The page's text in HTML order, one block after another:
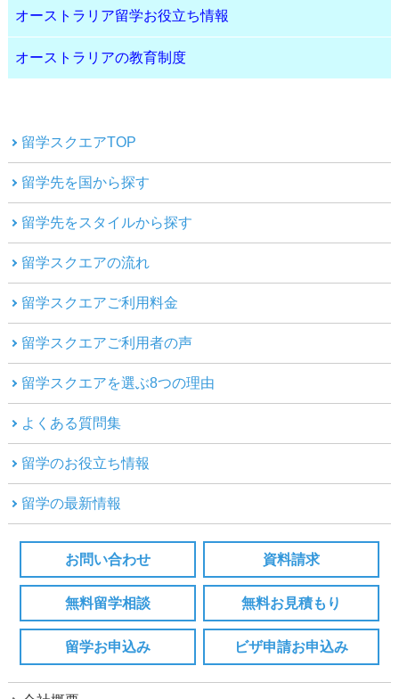
オーストラリア留学お役立ち情報
オーストラリアの教育制度
留学スクエアTOP
留学先を国から探す
留学先をスタイルから探す
留学スクエアの流れ
留学スクエアご利用料金
留学スクエアご利用者の声
留学スクエアを選ぶ8つの理由
よくある質問集
留学のお役立ち情報
留学の最新情報
お問い合わせ 資料請求
無料留学相談 無料お見積もり
留学お申込み ビザ申請お申込み